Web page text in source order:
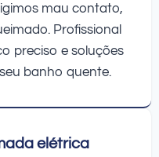
mau contato,
Profissional
preciso e soluções
banho quente.
elétrica